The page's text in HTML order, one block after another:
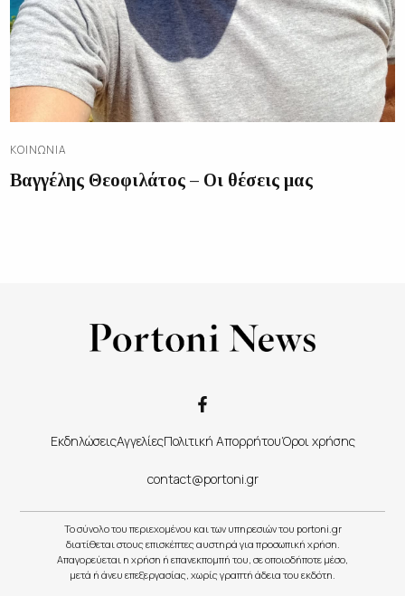
ΚΟΙΝΩΝΊΑ
Βαγγέλης Θεοφιλάτος – Οι θέσεις μας
ΕκδηλώσειςΑγγελίεςΠολιτική ΑπορρήτουΌροι χρήσης
contact@portoni.gr
Το σύνολο του περιεχομένου και των υπηρεσιών του portoni.gr
διατίθεται στους επισκέπτες αυστηρά για προσωπική χρήση.
Απαγορεύεται η χρήση ή επανεκπομπή του, σε οποιοδήποτε μέσο,
μετά ή άνευ επεξεργασίας, χωρίς γραπτή άδεια του εκδότη.